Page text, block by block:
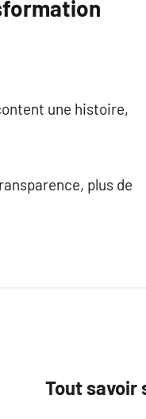
une histoire,
plus de
Tout savoir